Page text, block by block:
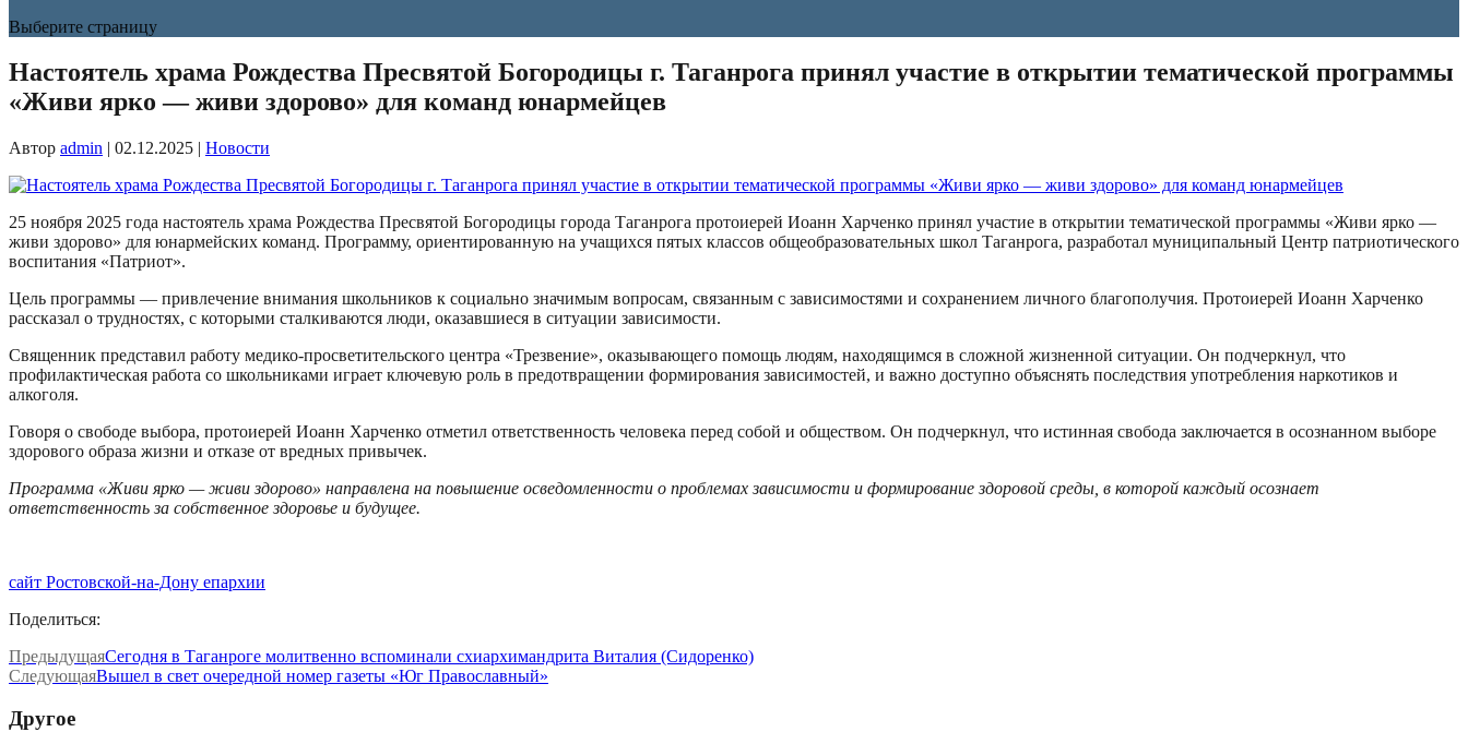
Выберите страницу
Настоятель храма Рождества Пресвятой Богородицы г. Таганрога принял участие в открытии тематической программы
«Живи ярко — живи здорово» для команд юнармейцев
Автор admin | 02.12.2025 | Новости
25 ноября 2025 года настоятель храма Рождества Пресвятой Богородицы города Таганрога протоиерей Иоанн Харченко принял участие в открытии тематической программы «Живи ярко —
живи здорово» для юнармейских команд. Программу, ориентированную на учащихся пятых классов общеобразовательных школ Таганрога, разработал муниципальный Центр патриотического
воспитания «Патриот».
Цель программы — привлечение внимания школьников к социально значимым вопросам, связанным с зависимостями и сохранением личного благополучия. Протоиерей Иоанн Харченко
рассказал о трудностях, с которыми сталкиваются люди, оказавшиеся в ситуации зависимости.
Священник представил работу медико-просветительского центра «Трезвение», оказывающего помощь людям, находящимся в сложной жизненной ситуации. Он подчеркнул, что
профилактическая работа со школьниками играет ключевую роль в предотвращении формирования зависимостей, и важно доступно объяснять последствия употребления наркотиков и
алкоголя.
Говоря о свободе выбора, протоиерей Иоанн Харченко отметил ответственность человека перед собой и обществом. Он подчеркнул, что истинная свобода заключается в осознанном выборе
здорового образа жизни и отказе от вредных привычек.
Программа «Живи ярко — живи здорово» направлена на повышение осведомленности о проблемах зависимости и формирование здоровой среды, в которой каждый осознает
ответственность за собственное здоровье и будущее.
сайт Ростовской-на-Дону епархии
Поделиться:
ПредыдущаяСегодня в Таганроге молитвенно вспоминали схиархимандрита Виталия (Сидоренко)
СледующаяВышел в свет очередной номер газеты «Юг Православный»
Другое